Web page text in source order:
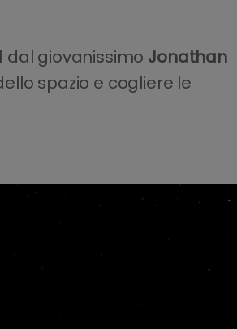
dal giovanissimo Jonathan
spazio e cogliere le